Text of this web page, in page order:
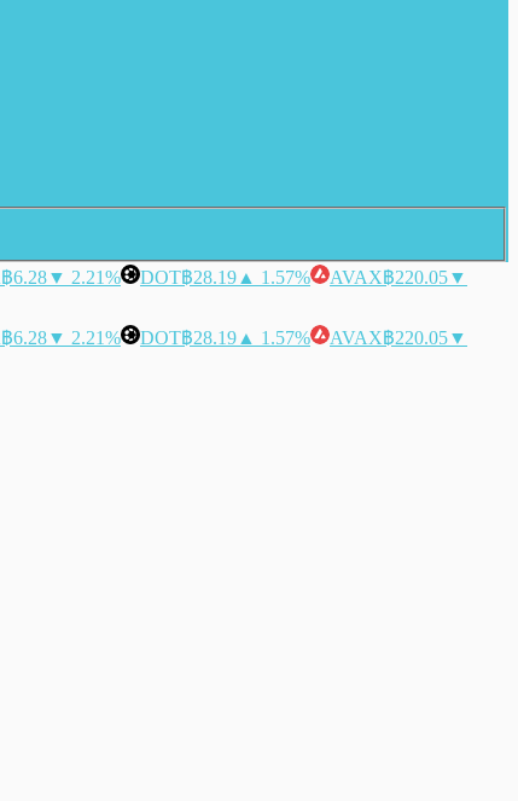
฿6.28▼ 2.21% DOT฿28.19 ▲ 1.57% AVAX฿220.05▼
฿6.28▼ 2.21% DOT฿28.19 ▲ 1.57% AVAX฿220.05▼